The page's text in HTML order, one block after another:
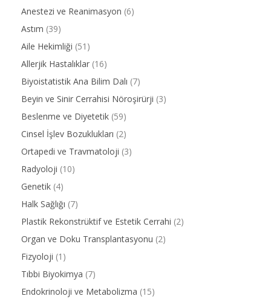
Anestezi ve Reanimasyon (6)
Astım (39)
Aile Hekimliği (51)
Allerjik Hastalıklar (16)
Biyoistatistik Ana Bilim Dalı (7)
Beyin ve Sinir Cerrahisi Nöroşirürji (3)
Beslenme ve Diyetetik (59)
Cinsel İşlev Bozuklukları (2)
Ortapedi ve Travmatoloji (3)
Radyoloji (10)
Genetik (4)
Halk Sağlığı (7)
Plastik Rekonstrüktif ve Estetik Cerrahi (2)
Organ ve Doku Transplantasyonu (2)
Fizyoloji (1)
Tıbbi Biyokimya (7)
Endokrinoloji ve Metabolizma (15)